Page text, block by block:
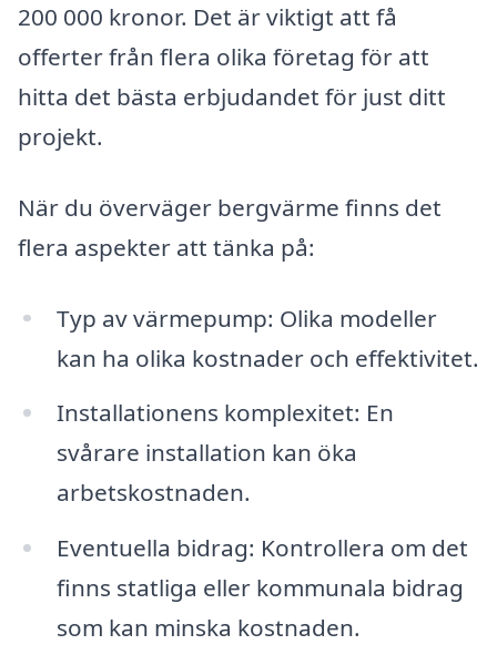
200 000 kronor. Det är viktigt att få
offerter från flera olika företag för att
hitta det bästa erbjudandet för just ditt
projekt.
När du överväger bergvärme finns det
flera aspekter att tänka på:
Typ av värmepump: Olika modeller
kan ha olika kostnader och effektivitet.
Installationens komplexitet: En
svårare installation kan öka
arbetskostnaden.
Eventuella bidrag: Kontrollera om det
finns statliga eller kommunala bidrag
som kan minska kostnaden.